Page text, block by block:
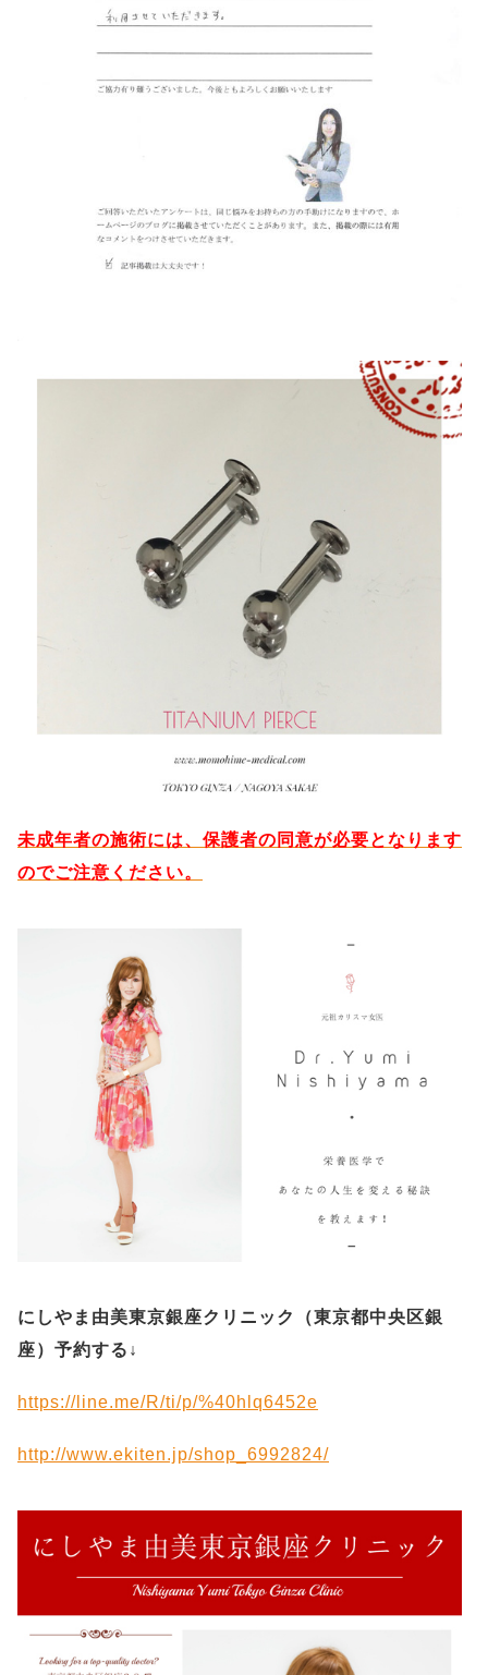
未成年者の施術には、保護者の同意が必要となります
のでご注意ください。
にしやま由美東京銀座クリニック（東京都中央区銀
座）予約する ↓
https://line.me/R/ti/p/%40hlq6452e
http://www.ekiten.jp/shop_6992824/